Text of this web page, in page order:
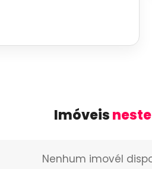
Imóveis
Nenhum imovél